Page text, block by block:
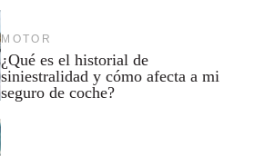
MOTOR
¿Qué es el historial de
siniestralidad y cómo afecta a mi
seguro de coche?